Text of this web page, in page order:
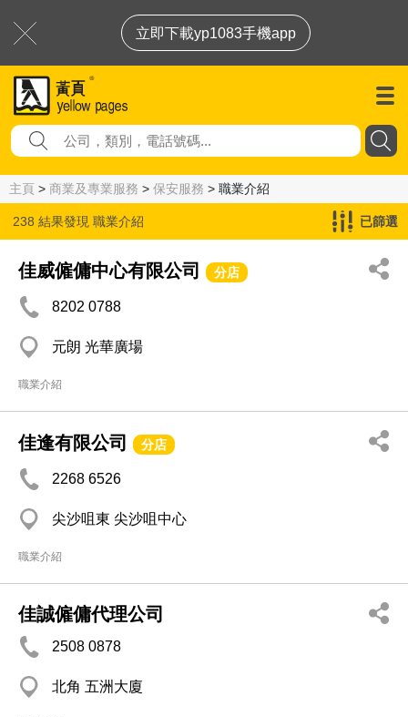
立即下載yp1083手機app
主頁 > 商業及專業服務 > 保安服務 > 職業介紹
238 結果發現 職業介紹 已篩選
佳威僱傭中心有限公司 分店
8202 0788
元朗 光華廣場
職業介紹
佳逢有限公司 分店
2268 6526
尖沙咀東 尖沙咀中心
職業介紹
佳誠僱傭代理公司
2508 0878
北角 五洲大廈